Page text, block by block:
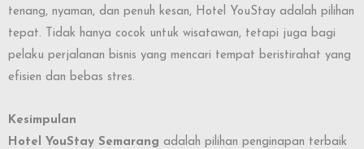
tenang, nyaman, dan penuh kesan, Hotel YouStay adalah pilihan
tepat. Tidak hanya cocok untuk wisatawan, tetapi juga bagi
pelaku perjalanan bisnis yang mencari tempat beristirahat yang
efisien dan bebas stres.
Kesimpulan
Hotel YouStay Semarang adalah pilihan penginapan terbaik